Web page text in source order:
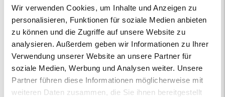
Wir verwenden Cookies, um Inhalte und Anzeigen zu
personalisieren, Funktionen für soziale Medien anbieten
zu können und die Zugriffe auf unsere Website zu
analysieren. Außerdem geben wir Informationen zu Ihrer
Verwendung unserer Website an unsere Partner für
soziale Medien, Werbung und Analysen weiter. Unsere
Partner führen diese Informationen möglicherweise mit
weiteren Daten zusammen, die Sie ihnen bereitgestellt
Eine große Auswahl
Unsere Verkaufsflächen
beherbergen ein
umfassendes Angebot an
Schmuck und Uhren aller Art
und Herkunft